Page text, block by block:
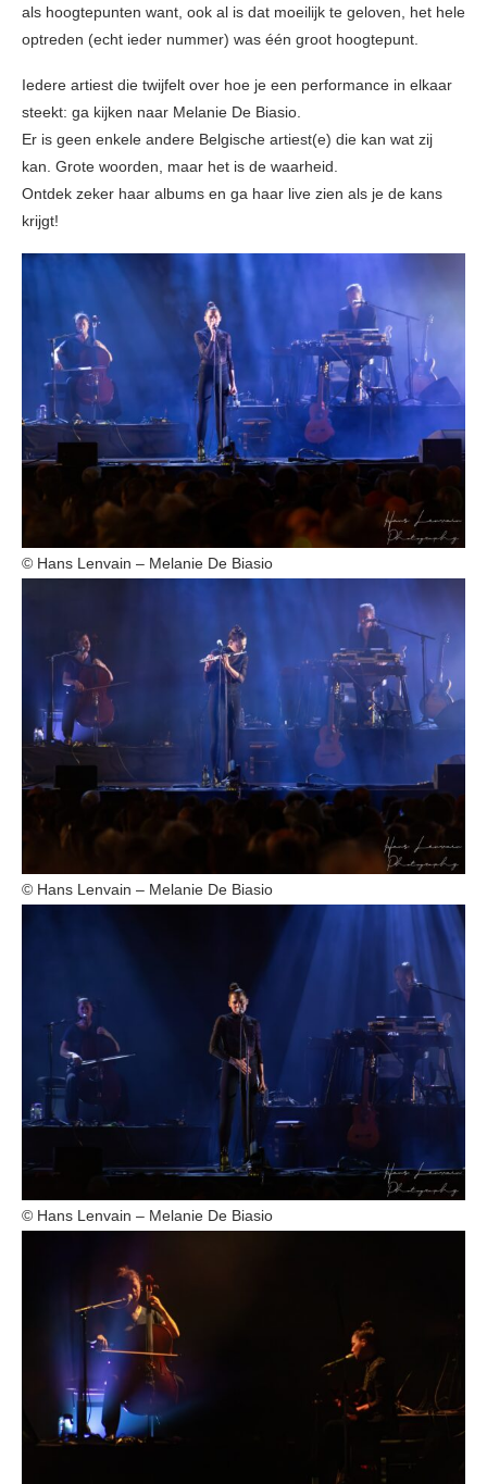
als hoogtepunten want, ook al is dat moeilijk te geloven, het hele
optreden (echt ieder nummer) was één groot hoogtepunt.
Iedere artiest die twijfelt over hoe je een performance in elkaar
steekt: ga kijken naar Melanie De Biasio.
Er is geen enkele andere Belgische artiest(e) die kan wat zij
kan. Grote woorden, maar het is de waarheid.
Ontdek zeker haar albums en ga haar live zien als je de kans
krijgt!
© Hans Lenvain – Melanie De Biasio
© Hans Lenvain – Melanie De Biasio
© Hans Lenvain – Melanie De Biasio